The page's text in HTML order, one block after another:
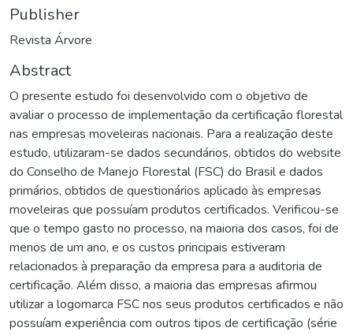
Publisher
Revista Árvore
Abstract
O presente estudo foi desenvolvido com o objetivo de
avaliar o processo de implementação da certificação florestal
nas empresas moveleiras nacionais. Para a realização deste
estudo, utilizaram-se dados secundários, obtidos do website
do Conselho de Manejo Florestal (FSC) do Brasil e dados
primários, obtidos de questionários aplicado às empresas
moveleiras que possuíam produtos certificados. Verificou-se
que o tempo gasto no processo, na maioria dos casos, foi de
menos de um ano, e os custos principais estiveram
relacionados à preparação da empresa para a auditoria de
certificação. Além disso, a maioria das empresas afirmou
utilizar a logomarca FSC nos seus produtos certificados e não
possuíam experiência com outros tipos de certificação (série